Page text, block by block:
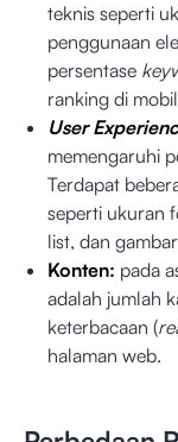
teknis seperti
penggunaan
persentase
ranking di
User
memengaruhi
Terdapat
seperti ukuran
list, dan
Konten: pada
adalah jumlah
keterbacaan (
halaman web.